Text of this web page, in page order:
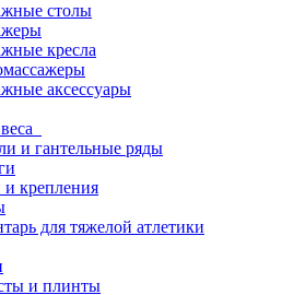
столы
кресла
аксессуары
и гантельные ряды
и крепления
для тяжелой атлетики
и плинты